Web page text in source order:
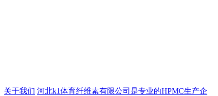
关于我们 河北k1体育纤维素有限公司是专业的HPMC生产企